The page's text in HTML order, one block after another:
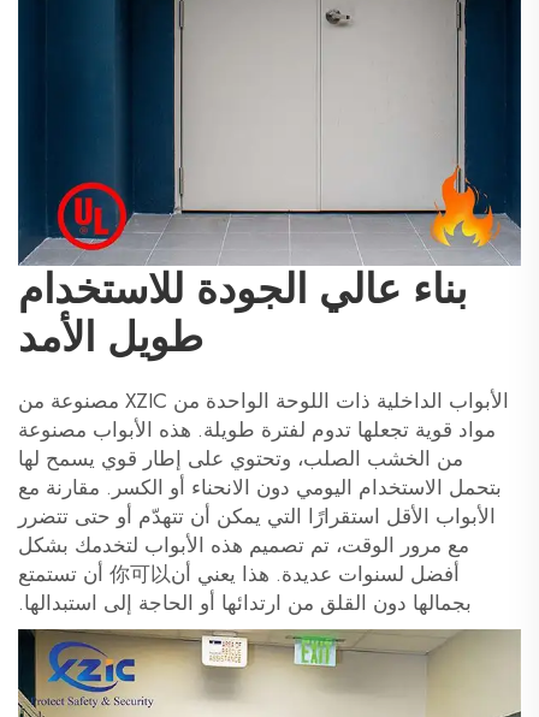
بناء عالي الجودة للاستخدام
طويل الأمد
الأبواب الداخلية ذات اللوحة الواحدة من XZIC مصنوعة من
مواد قوية تجعلها تدوم لفترة طويلة. هذه الأبواب مصنوعة
من الخشب الصلب، وتحتوي على إطار قوي يسمح لها
بتحمل الاستخدام اليومي دون الانحناء أو الكسر. مقارنة مع
الأبواب الأقل استقرارًا التي يمكن أن تتهدّم أو حتى تتضرر
مع مرور الوقت، تم تصميم هذه الأبواب لتخدمك بشكل
أفضل لسنوات عديدة. هذا يعني أن你可以 أن تستمتع
بجمالها دون القلق من ارتدائها أو الحاجة إلى استبدالها.